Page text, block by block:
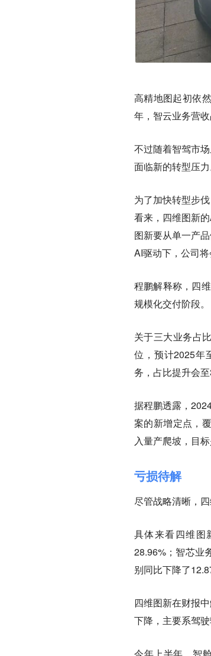
高精地图起初依
年，智云业务营
不过随着智驾市
面临新的转型压力
为了加快转型步
看来，四维图新
图新要从单一产
AI驱动下，公司
程鹏解释称，四
规模化交付阶段。
关于三大业务占
位，预计2025年
务，占比提升会
据程鹏透露，
案的新增定点，
入量产爬坡，目
亏损待解
尽管战略清晰，
具体来看四维图
28.96%；智芯业
别同比下降了
四维图新在财报
下降，主要系驾